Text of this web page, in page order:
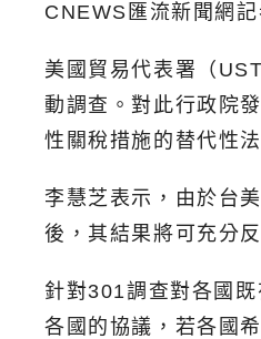
CNEWS匯流新聞網
美國貿易代表署（
動調查。對此行政院
性關稅措施的替代性
李慧芝表示，由於台
後，其結果將可充分
針對301調查對各國
各國的協議，若各國